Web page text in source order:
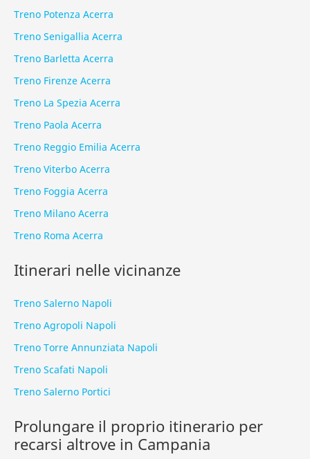
Treno Potenza Acerra
Treno Senigallia Acerra
Treno Barletta Acerra
Treno Firenze Acerra
Treno La Spezia Acerra
Treno Paola Acerra
Treno Reggio Emilia Acerra
Treno Viterbo Acerra
Treno Foggia Acerra
Treno Milano Acerra
Treno Roma Acerra
Itinerari nelle vicinanze
Treno Salerno Napoli
Treno Agropoli Napoli
Treno Torre Annunziata Napoli
Treno Scafati Napoli
Treno Salerno Portici
Prolungare il proprio itinerario per
recarsi altrove in Campania